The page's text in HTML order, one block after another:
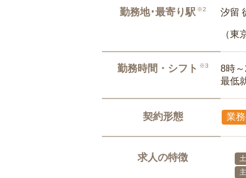
勤務地･最寄り駅 ※2 汐留
（東
勤務時間・シフト ※3
8時
最低
契約形態 業
求人の特徴